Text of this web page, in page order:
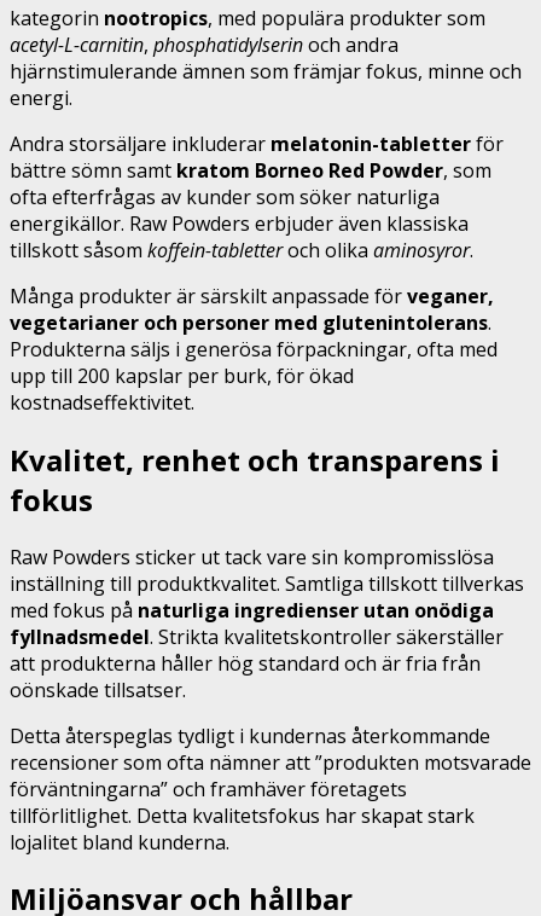
kategorin nootropics, med populära produkter som
acetyl-L-carnitin, phosphatidylserinoch andra
hjärnstimulerande ämnen som främjar fokus, minne och
energi.
Andra storsäljare inkluderar melatonin-tabletterför
bättre sömn samt kratom Borneo Red Powder, som
ofta efterfrågas av kunder som söker naturliga
energikällor. Raw Powders erbjuder även klassiska
tillskott såsom koffein-tabletteroch olika aminosyror.
Många produkter är särskilt anpassade förveganer,
vegetarianer och personer med glutenintolerans.
Produkterna säljs i generösa förpackningar, ofta med
upp till 200 kapslar per burk, för ökad
kostnadseffektivitet.
Kvalitet, renhet och transparens i
fokus
Raw Powders sticker ut tack vare sin kompromisslösa
inställning till produktkvalitet. Samtliga tillskott tillverkas
med fokus på naturliga ingredienser utan onödiga
fyllnadsmedel. Strikta kvalitetskontroller säkerställer
att produkterna håller hög standard och är fria från
oönskade tillsatser.
Detta återspeglas tydligt i kundernas återkommande
recensioner som ofta nämner att ”produkten motsvarade
förväntningarna” och framhäver företagets
tillförlitlighet. Detta kvalitetsfokus har skapat stark
lojalitet bland kunderna.
Miljöansvar och hållbar